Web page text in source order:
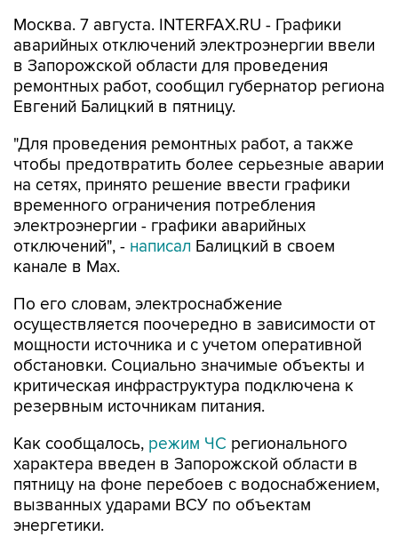
Москва. 7 августа. INTERFAX.RU - Графики
аварийных отключений электроэнергии ввели
в Запорожской области для проведения
ремонтных работ, сообщил губернатор региона
Евгений Балицкий в пятницу.
"Для проведения ремонтных работ, а также
чтобы предотвратить более серьезные аварии
на сетях, принято решение ввести графики
временного ограничения потребления
электроэнергии - графики аварийных
отключений", - написал Балицкий в своем
канале в Max.
По его словам, электроснабжение
осуществляется поочередно в зависимости от
мощности источника и с учетом оперативной
обстановки. Социально значимые объекты и
критическая инфраструктура подключена к
резервным источникам питания.
Как сообщалось, режим ЧС регионального
характера введен в Запорожской области в
пятницу на фоне перебоев с водоснабжением,
вызванных ударами ВСУ по объектам
энергетики.